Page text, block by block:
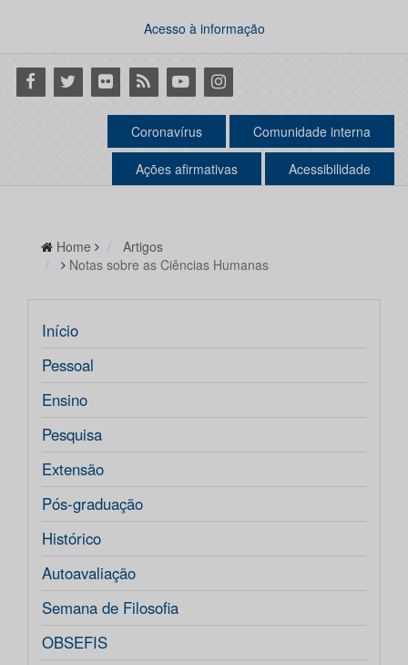
Acesso à informação
Facebook
Twitter Flickr RSS YoutubeInstagram
Coronavírus Comunidade interna
Ações afirmativas Acessibilidade
Home
Artigos
Notas sobre as Ciências Humanas
Início
Pessoal
Ensino
Pesquisa
Extensão
Pós-graduação
Histórico
Autoavaliação
Semana de Filosofia
OBSEFIS